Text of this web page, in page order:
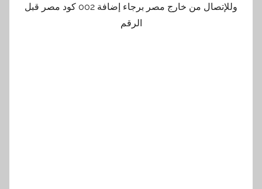
وللإتصال من خارج مصر برجاء إضافة 002 كود مصر قبل
الرقم